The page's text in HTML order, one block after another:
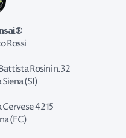
Rossi
Rosini n.32
(SI)
4215
(FC)